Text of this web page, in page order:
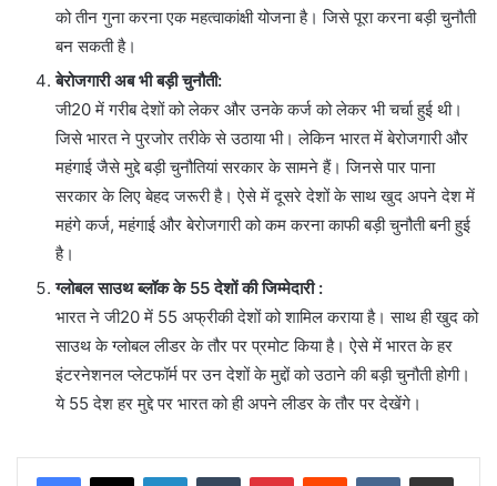
को तीन गुना करना एक महत्वाकांक्षी योजना है। जिसे पूरा करना बड़ी चुनौती
बन सकती है।
बेरोजगारी अब भी बड़ी चुनौती:
जी20 में गरीब देशों को लेकर और उनके कर्ज को लेकर भी चर्चा हुई थी।
जिसे भारत ने पुरजोर तरीके से उठाया भी। लेकिन भारत में बेरोजगारी और
महंगाई जैसे मुद्दे बड़ी चुनौतियां सरकार के सामने हैं। जिनसे पार पाना
सरकार के लिए बेहद जरूरी है। ऐसे में दूसरे देशों के साथ खुद अपने देश में
महंगे कर्ज, महंगाई और बेरोजगारी को कम करना काफी बड़ी चुनौती बनी हुई
है।
ग्लोबल साउथ ब्लॉक के 55 देशों की जिम्मेदारी :
भारत ने जी20 में 55 अफ्रीकी देशों को शामिल कराया है। साथ ही खुद को
साउथ के ग्लोबल लीडर के तौर पर प्रमोट किया है। ऐसे में भारत के हर
इंटरनेशनल प्लेटफॉर्म पर उन देशों के मुद्दों को उठाने की बड़ी चुनौती होगी।
ये 55 देश हर मुद्दे पर भारत को ही अपने लीडर के तौर पर देखेंगे।
LinkedInTumblr PinterestReddit VKontakteShare via Email